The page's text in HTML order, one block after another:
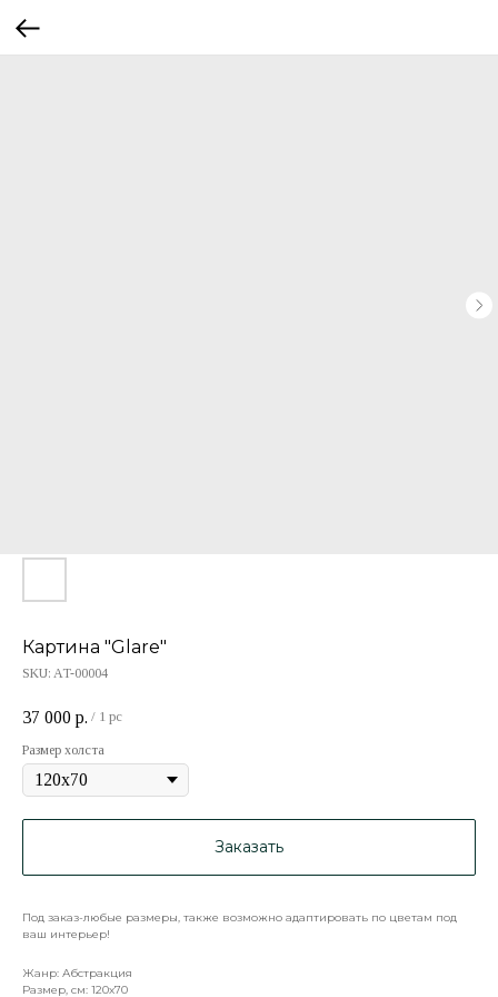
Картина "Glare"
SKU: AT-00004
37 000 р. / 1 pc
Размер холста
Заказать
Под заказ-любые размеры, также возможно адаптировать по цветам под
ваш интерьер!
Жанр: Абстракция
Размер, см: 120х70